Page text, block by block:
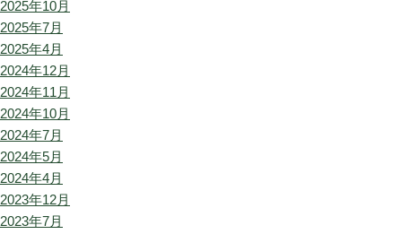
2025年10月
2025年7月
2025年4月
2024年12月
2024年11月
2024年10月
2024年7月
2024年5月
2024年4月
2023年12月
2023年7月